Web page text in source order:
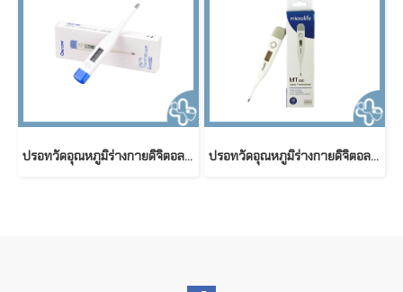
ปรอทวัดอุณหภูมิร่างกายดิจิตอล รุ่น DT007 ปรอทวัดอุณหภูมิร่างกายดิจิตอล รุ่น MT650